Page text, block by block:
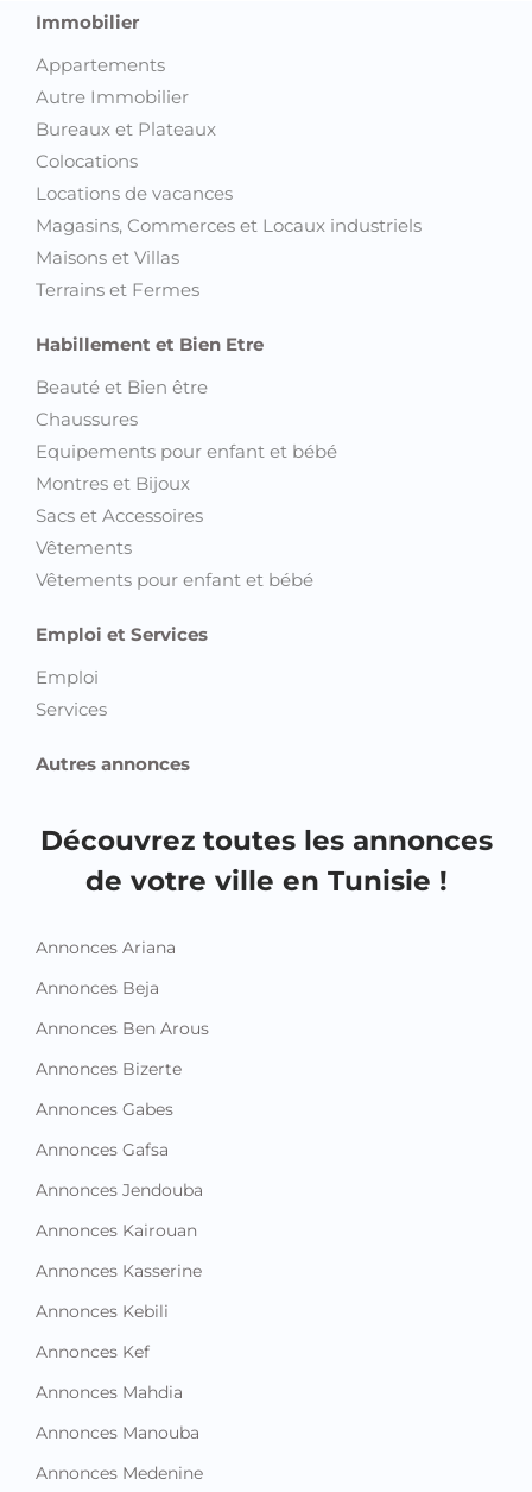
Immobilier
Appartements
Autre Immobilier
Bureaux et Plateaux
Colocations
Locations de vacances
Magasins, Commerces et Locaux industriels
Maisons et Villas
Terrains et Fermes
Habillement et Bien Etre
Beauté et Bien être
Chaussures
Equipements pour enfant et bébé
Montres et Bijoux
Sacs et Accessoires
Vêtements
Vêtements pour enfant et bébé
Emploi et Services
Emploi
Services
Autres annonces
Découvrez toutes les annonces
de votre ville en Tunisie !
Annonces Ariana
Annonces Beja
Annonces Ben Arous
Annonces Bizerte
Annonces Gabes
Annonces Gafsa
Annonces Jendouba
Annonces Kairouan
Annonces Kasserine
Annonces Kebili
Annonces Kef
Annonces Mahdia
Annonces Manouba
Annonces Medenine